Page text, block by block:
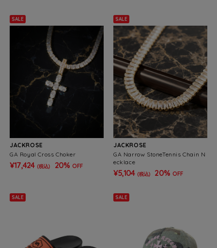
SALE
JACKROSE
GA Royal Cross Choker
¥17,424 (税込) 20% OFF
SALE
JACKROSE
GA Narrow StoneTennis Chain N
ecklace
¥5,104 (税込) 20% OFF
SALE SALE